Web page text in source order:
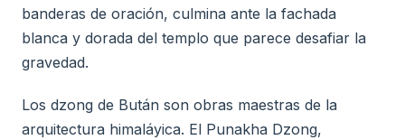
banderas de oración, culmina ante la fachada
blanca y dorada del templo que parece desafiar la
gravedad.
Los dzong de Bután son obras maestras de la
arquitectura himaláyica. El Punakha Dzong,